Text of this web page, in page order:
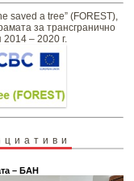
saved a tree” (FOREST),
за трансгранично
– 2020 г.
– БАН